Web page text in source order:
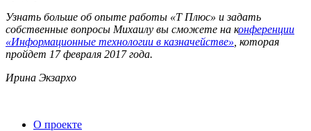
Узнать больше об опыте работы «Т Плюс» и задать
собственные вопросы Михаилу вы сможете на конференции
«Информационные технологии в казначействе» , которая
пройдет 17 февраля 2017 года.
Ирина Экзархо
О проекте